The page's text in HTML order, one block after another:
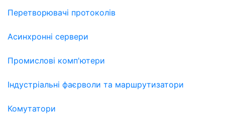
Перетворювачі протоколів
Асинхронні сервери
Промислові комп'ютери
Індустріальні фаєрволи та маршрутизатори
Комутатори